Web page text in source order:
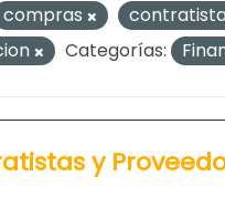
compras
Categorías:
y